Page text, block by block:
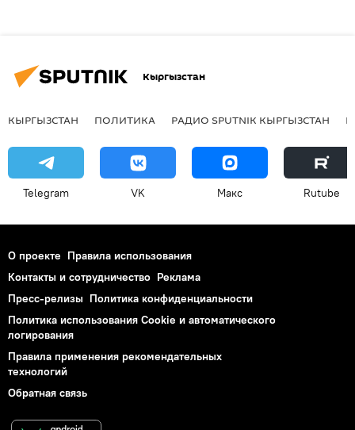
Кыргызстан
КЫРГЫЗСТАН ПОЛИТИКА РАДИО SPUTNIK КЫРГЫЗСТАН
Telegram VK Макс Rutube
О проекте Правила использования
Контакты и сотрудничество Реклама
Пресс-релизы Политика конфиденциальности
Политика использования Cookie и автоматического
логирования
Правила применения рекомендательных
технологий
Обратная связь